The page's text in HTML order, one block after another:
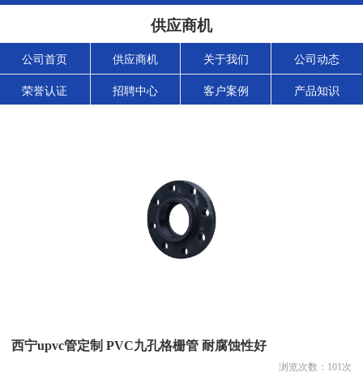
供应商机
公司首页 供应商机 关于我们 公司动态
荣誉认证 招聘中心 客户案例 产品知识
西宁upvc管定制 PVC九孔格栅管 耐腐蚀性好
浏览次数： 101次